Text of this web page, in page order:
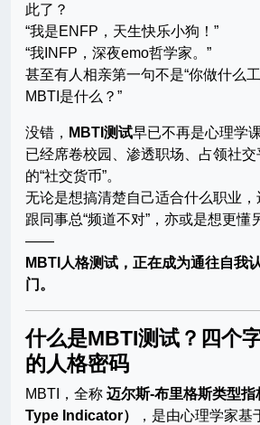
此了？
“我是ENFP，天生快乐小狗！”
“我INFP，深夜emo哲学家。”
甚至有人相亲第一句不是“你做什么
MBTI是什么？”
没错， MBTI测试早已不再是心理学
已经席卷校园、渗透职场、占领社
的“社交货币”。
无论是想搞清楚自己适合什么职业
跟同事总“频道不对”，亦或是想更懂
——
MBTI人格测试，正在成为通往自我
门。
什么是MBTI测试？四个
的人格密码
MBTI，全称 迈尔斯-布里格斯类型
Type Indicator）
，是由心理学家